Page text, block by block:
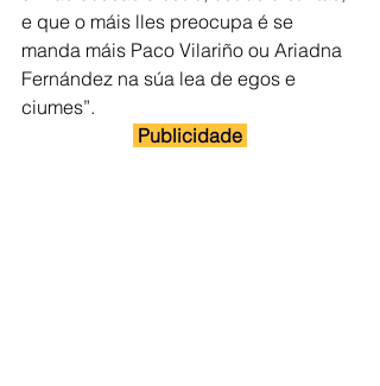
e que o máis lles preocupa é se
manda máis Paco Vilariño ou Ariadna
Fernández na súa lea de egos e
ciumes”.
Publicidade